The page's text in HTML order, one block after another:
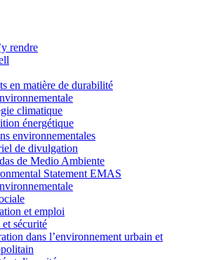
rendre
en matière de durabilité
climatique
énergétique
environnementales
de divulgation
de Medio Ambiente
Statement EMAS
et emploi
et sécurité
dans l’environnement urbain et